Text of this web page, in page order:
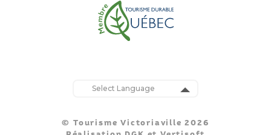
© Tourisme Victoriaville 2026